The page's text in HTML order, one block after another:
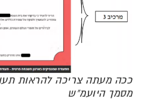
ככה מעתה צריכה להראות
מסמך היועמ"ש